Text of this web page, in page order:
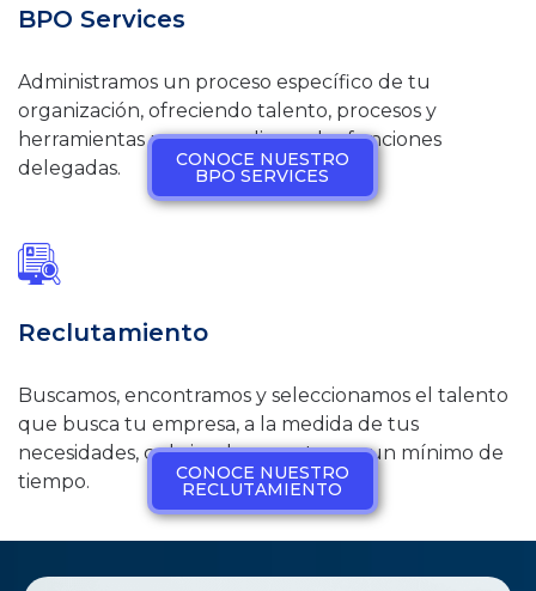
BPO Services
Administramos un proceso específico de tu
organización, ofreciendo talento, procesos y
herramientas para cumplir con las funciones
delegadas.
CONOCE NUESTRO
BPO SERVICES
Reclutamiento
Buscamos, encontramos y seleccionamos el talento
que busca tu empresa, a la medida de tus
necesidades, cubriendo vacantes en un mínimo de
tiempo.
CONOCE NUESTRO
RECLUTAMIENTO